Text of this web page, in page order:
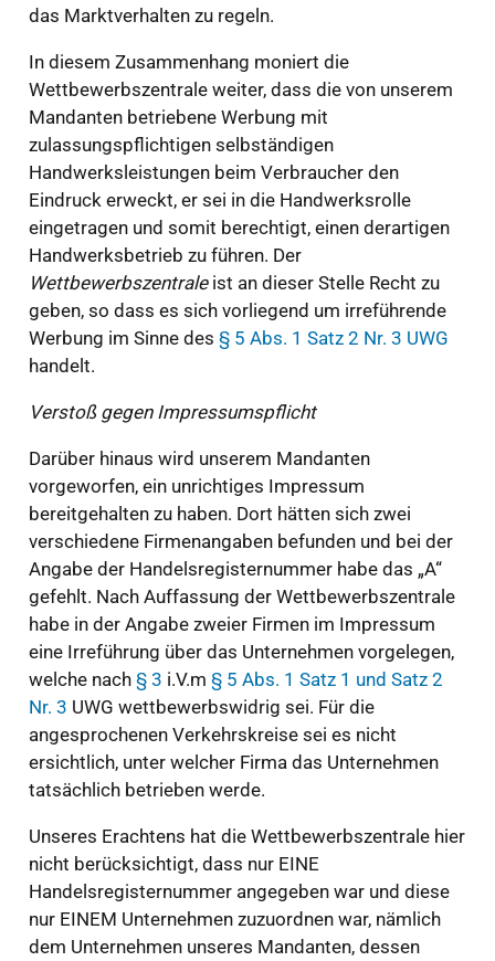
das Marktverhalten zu regeln.
In diesem Zusammenhang moniert die
Wettbewerbszentrale weiter, dass die von unserem
Mandanten betriebene Werbung mit
zulassungspflichtigen selbständigen
Handwerksleistungen beim Verbraucher den
Eindruck erweckt, er sei in die Handwerksrolle
eingetragen und somit berechtigt, einen derartigen
Handwerksbetrieb zu führen. Der
Wettbewerbszentraleist an dieser Stelle Recht zu
geben, so dass es sich vorliegend um irreführende
Werbung im Sinne des § 5 Abs. 1 Satz 2 Nr. 3 UWG
handelt.
Verstoß gegen Impressumspflicht
Darüber hinaus wird unserem Mandanten
vorgeworfen, ein unrichtiges Impressum
bereitgehalten zu haben. Dort hätten sich zwei
verschiedene Firmenangaben befunden und bei der
Angabe der Handelsregisternummer habe das „A“
gefehlt. Nach Auffassung der Wettbewerbszentrale
habe in der Angabe zweier Firmen im Impressum
eine Irreführung über das Unternehmen vorgelegen,
welche nach § 3 i.V.m § 5 Abs. 1 Satz 1 und Satz 2
Nr. 3 UWG wettbewerbswidrig sei. Für die
angesprochenen Verkehrskreise sei es nicht
ersichtlich, unter welcher Firma das Unternehmen
tatsächlich betrieben werde.
Unseres Erachtens hat die Wettbewerbszentrale hier
nicht berücksichtigt, dass nur EINE
Handelsregisternummer angegeben war und diese
nur EINEM Unternehmen zuzuordnen war, nämlich
dem Unternehmen unseres Mandanten, dessen